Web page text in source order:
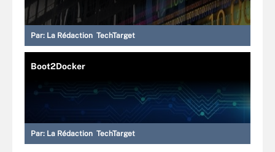
Par: La Rédaction TechTarget
Boot2Docker
Par: La Rédaction TechTarget